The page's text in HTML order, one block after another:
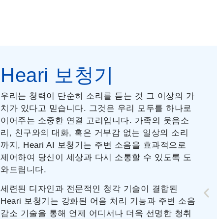
Heari 보청기
우리는 청력이 단순히 소리를 듣는 것 그 이상의 가
치가 있다고 믿습니다. 그것은 우리 모두를 하나로
이어주는 소중한 연결 고리입니다. 가족의 웃음소
리, 친구와의 대화, 혹은 거부감 없는 일상의 소리
까지, Heari AI 보청기는 주변 소음을 효과적으로
제어하여 당신이 세상과 다시 소통할 수 있도록 도
와드립니다.
세련된 디자인과 전문적인 청각 기술이 결합된
Heari 보청기는 강화된 어음 처리 기능과 주변 소음
감소 기술을 통해 언제 어디서나 더욱 선명한 청취